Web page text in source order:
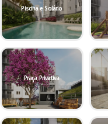
Piscina e Solário
Praça Privativa